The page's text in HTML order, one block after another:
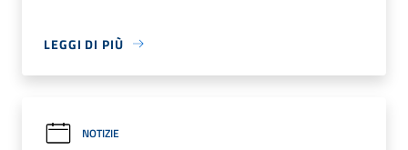
LEGGI DI PIÙ
NOTIZIE